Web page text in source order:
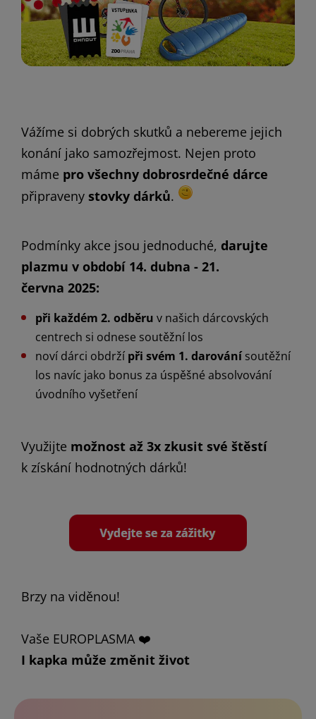
Vážíme si dobrých skutků a nebereme jejich
konání jako samozřejmost. Nejen proto
máme pro všechny dobrosrdečné dárce
připraveny stovky dárků.
Podmínky akce jsou jednoduché, darujte
plazmu v období 14. dubna - 21.
června 2025:
při každém 2. odběru v našich dárcovských
centrech si odnese soutěžní los
noví dárci obdrží při svém 1. darovánísoutěžní
los navíc jako bonus za úspěšné absolvování
úvodního vyšetření
Využijte možnost až 3x zkusit své štěstí
k získání hodnotných dárků!
Brzy na viděnou!
Vaše EUROPLASMA ❤️
I kapka může změnit život